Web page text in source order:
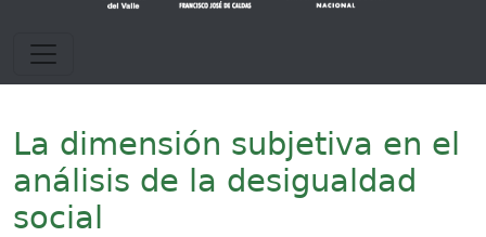
La dimensión subjetiva en el
análisis de la desigualdad
social